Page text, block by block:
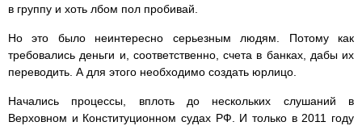
в группу и хоть лбом пол пробивай.
Но это было неинтересно серьезным людям. Потому как
требовались деньги и, соответственно, счета в банках, дабы их
переводить. А для этого необходимо создать юрлицо.
Начались процессы, вплоть до нескольких слушаний в
Верховном и Конституционном судах РФ. И только в 2011 году